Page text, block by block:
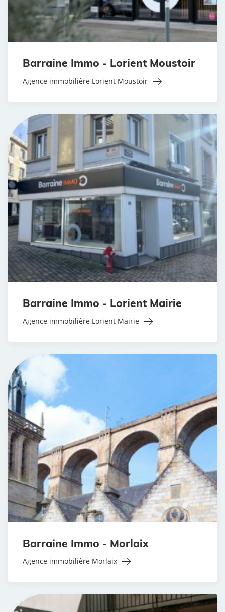
Barraine Immo - Lorient Moustoir
Agence immobilière Lorient Moustoir
Barraine Immo - Lorient Mairie
Agence immobilière Lorient Mairie
Barraine Immo - Morlaix
Agence immobilière Morlaix